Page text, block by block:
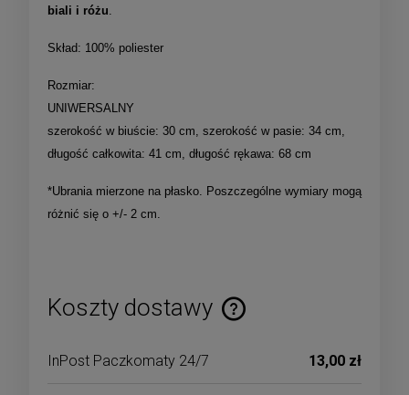
biali i różu
Skład: 100% poliester
Rozmiar:
UNIWERSALNY
szerokość w biuście: 30 cm, szerokość w pasie: 34 cm,
długość całkowita: 41 cm, długość rękawa: 68 cm
*Ubrania mierzone na płasko. Poszczególne wymiary mogą
różnić się o +/- 2 cm.
Koszty dostawy
Cena nie zawiera ewentualnych kosztów płatności
InPost Paczkomaty 24/7 13,00 zł